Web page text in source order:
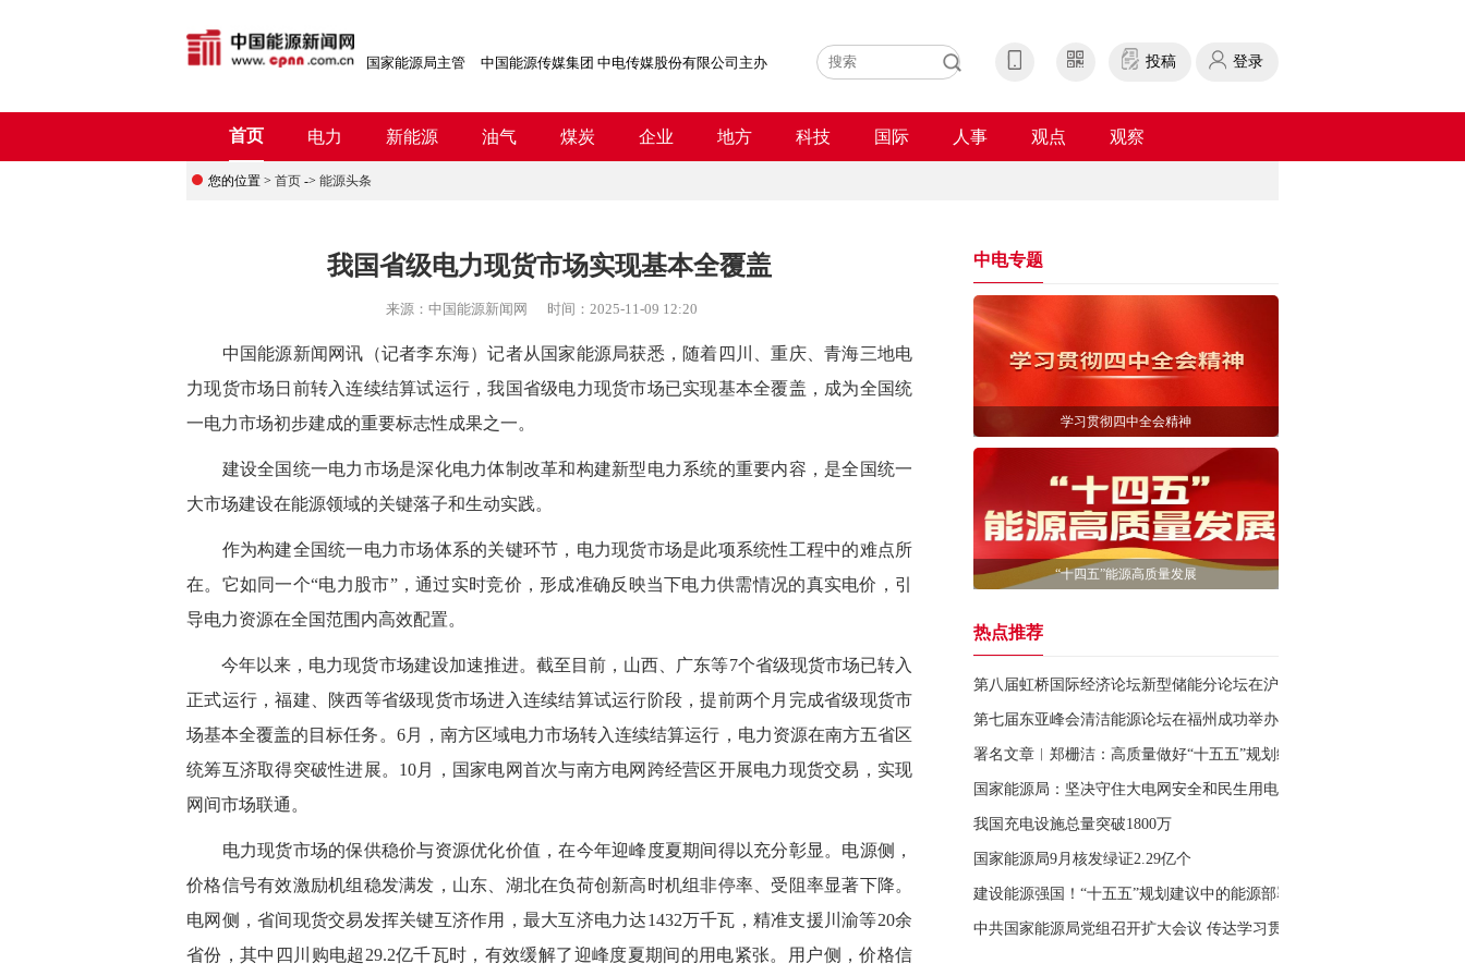
国家能源局主管 中国能源传媒集团 中电传媒股份有限公司主办 投稿 登录
首页 电力 新能源 油气 煤炭 企业 地方 科技 国际 人事 观点 观察
您的位置 > 首页 -> 能源头条
我国省级电力现货市场实现基本全覆盖
来源： 中国能源新闻网 时间： 2025-11-09 12:20
中国能源新闻网讯（记者李东海）记者从国家能源局获悉，随着四川、重庆、青海三地电
力现货市场日前转入连续结算试运行，我国省级电力现货市场已实现基本全覆盖，成为全国统
一电力市场初步建成的重要标志性成果之一。
建设全国统一电力市场是深化电力体制改革和构建新型电力系统的重要内容，是全国统一
大市场建设在能源领域的关键落子和生动实践。
作为构建全国统一电力市场体系的关键环节，电力现货市场是此项系统性工程中的难点所
在。它如同一个“电力股市”，通过实时竞价，形成准确反映当下电力供需情况的真实电价，引
导电力资源在全国范围内高效配置。
今年以来，电力现货市场建设加速推进。截至目前，山西、广东等7个省级现货市场已转入
正式运行，福建、陕西等省级现货市场进入连续结算试运行阶段，提前两个月完成省级现货市
场基本全覆盖的目标任务。6月，南方区域电力市场转入连续结算运行，电力资源在南方五省区
统筹互济取得突破性进展。10月，国家电网首次与南方电网跨经营区开展电力现货交易，实现
网间市场联通。
电力现货市场的保供稳价与资源优化价值，在今年迎峰度夏期间得以充分彰显。电源侧，
价格信号有效激励机组稳发满发，山东、湖北在负荷创新高时机组非停率、受阻率显著下降。
电网侧，省间现货交易发挥关键互济作用，最大互济电力达1432万千瓦，精准支援川渝等20余
省份，其中四川购电超29.2亿千瓦时，有效缓解了迎峰度夏期间的用电紧张。用户侧，价格信
中电专题
学习贯彻四中全会精神
“十四五”能源高质量发展
热点推荐
第八届虹桥国际经济论坛新型储能分论坛在沪举办
第七届东亚峰会清洁能源论坛在福州成功举办
署名文章︱郑栅洁：高质量做好“十五五”规划编制工作
国家能源局：坚决守住大电网安全和民生用电底线
我国充电设施总量突破1800万
国家能源局9月核发绿证2.29亿个
建设能源强国！“十五五”规划建议中的能源部署
中共国家能源局党组召开扩大会议 传达学习贯彻党的二十届四中全会精神